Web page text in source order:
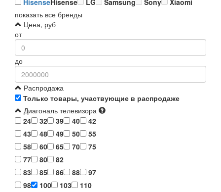
показать все бренды
Цена, руб
от
до
Распродажа
Только товары, участвующие в распродаже
Диагональ телевизора
24
32 39 40
42
43
48 49 50
55
58
60 65 70
75
77
80
82
83
85 86 88
97
98
100 103
110